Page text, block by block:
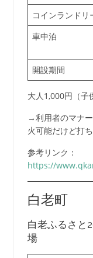
コインランドリ
車中泊
開設期間
大人1,000円（子
→利用者のマナ
火可能だけど打
参考リンク：
https://
白老町
白老ふるさと
場